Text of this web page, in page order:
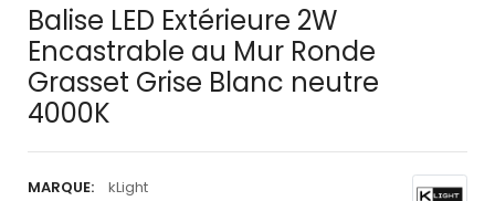
Balise LED Extérieure 2W
Encastrable au Mur Ronde
Grasset Grise Blanc neutre
4000K
MARQUE:
kLight